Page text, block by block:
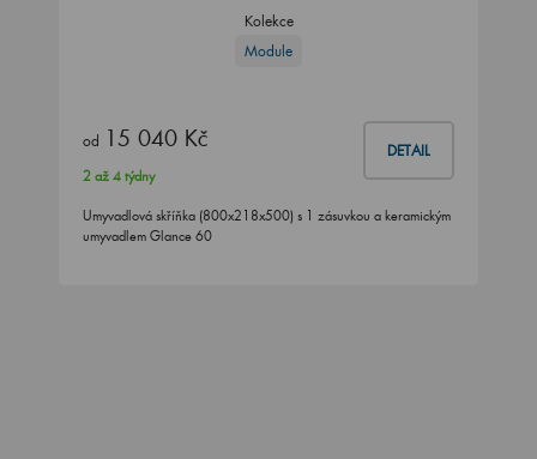
Kolekce
Module
od 15 040 Kč DETAIL
2 až 4 týdny
Umyvadlová skříňka (800x218x500) s 1 zásuvkou a keramickým
umyvadlem Glance 60